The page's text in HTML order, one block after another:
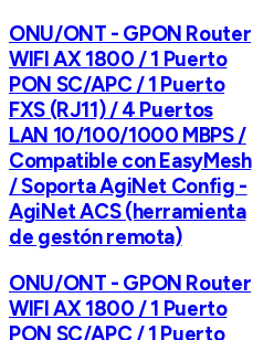
ONU/ONT - GPON Router
WIFI AX 1800 / 1 Puerto
PON SC/APC / 1 Puerto
FXS (RJ11) / 4 Puertos
LAN 10/100/1000 MBPS /
Compatible con EasyMesh
/ Soporta AgiNet Config -
AgiNet ACS (herramienta
de gestón remota)
ONU/ONT - GPON Router
WIFI AX 1800 / 1 Puerto
PON SC/APC / 1 Puerto